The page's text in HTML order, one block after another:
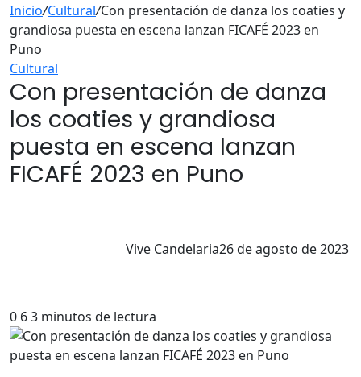
Inicio/Cultural/Con presentación de danza los coaties y
grandiosa puesta en escena lanzan FICAFÉ 2023 en
Puno
Cultural
Con presentación de danza
los coaties y grandiosa
puesta en escena lanzan
FICAFÉ 2023 en Puno
Vive Candelaria26 de agosto de 2023
0 63 minutos de lectura